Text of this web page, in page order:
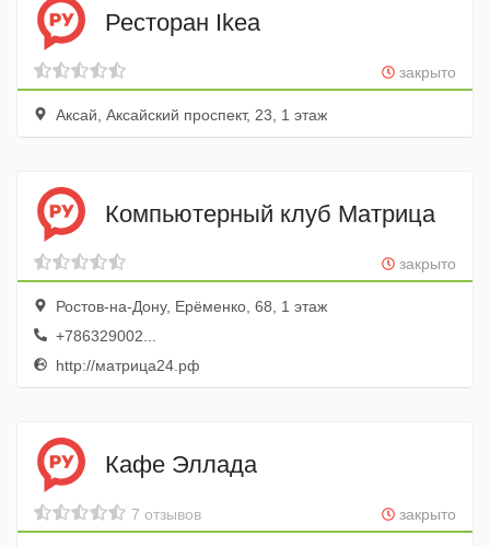
Ресторан Ikea
закрыто
Аксай, Аксайский проспект, 23, 1 этаж
Компьютерный клуб Матрица
закрыто
Ростов-на-Дону, Ерёменко, 68, 1 этаж
+786329002...
http://матрица24.рф
Кафе Эллада
закрыто
7 отзывов